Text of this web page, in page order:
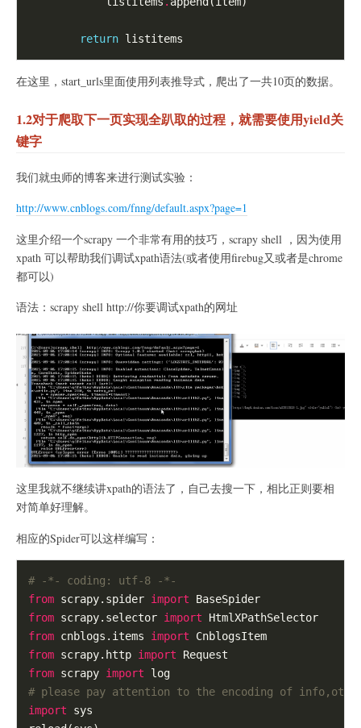
return
在这里，start_urls里面使用列表推导式，爬出了一共10页的数据。
1.2对于爬取下一页实现全趴取的过程，就需要使用yield关
键字
我们就虫师的博客来进行测试实验：
http://www.cnblogs.com/fnng/default.aspx?page=1
这里介绍一个scrapy 一个非常有用的技巧，scrapy shell ，因为使用
xpath 可以帮助我们调试xpath语法(或者使用firebug又或者是chrome
都可以)
语法：scrapy shell http://你要调试xpath的网址
这里我就不继续讲xpath的语法了，自己去搜一下，相比正则要相
对简单好理解。
相应的Spider可以这样编写：
# -*- coding: utf-8 -*-
from scrapy.spider import
from scrapy.selector import
from cnblogs.items import
from scrapy.http import
from scrapy import
# please pay attention to the encoding of
import sys